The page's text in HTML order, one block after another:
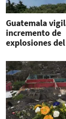
Guatemala
incremento de
explosiones